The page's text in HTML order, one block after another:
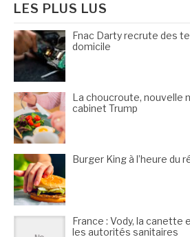
LES PLUS LUS
Fnac Darty recrute des
domicile
La choucroute, nouvelle
cabinet Trump
Burger King à l’heure du
France : Vody, la canette
les autorités sanitaires